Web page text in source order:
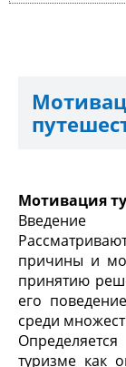
Мотивация
Введение
причины и
принятию
его
среди
туризме как